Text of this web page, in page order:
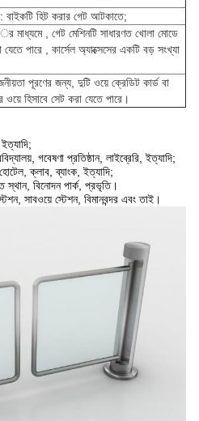
বাইকটি হিট করার গেট আটকাতে;
মাধ্যমে , গেট মেশিনটি সাধারণত খোলা মোডে
যেতে পারে , কার্সেল অ্যাক্সেসের একটি বড় সংখ্যা
পূরণের জন্য, দুটি ওয়ে ক্রেডিট কার্ড বা
হিসাবে সেট করা যেতে পারে।
গবেষণা প্রতিষ্ঠান, লাইব্রেরি, ইত্যাদি;
ক্লাব, ব্যাংক, ইত্যাদি;
বিনোদন পার্ক, প্রভৃতি।
সাবওয়ে স্টেশন, বিমানবন্দর এবং তাই।